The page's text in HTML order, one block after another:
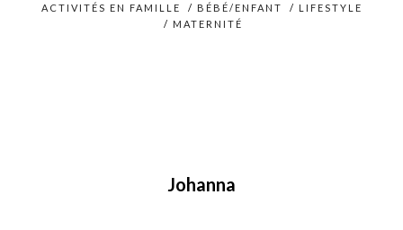
ACTIVITÉS EN FAMILLE / BÉBÉ/ENFANT / LIFESTYLE
/ MATERNITÉ
Johanna